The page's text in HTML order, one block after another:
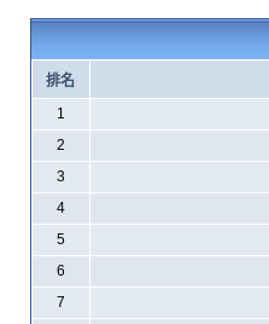
排名
1
2
3
4
5
6
7